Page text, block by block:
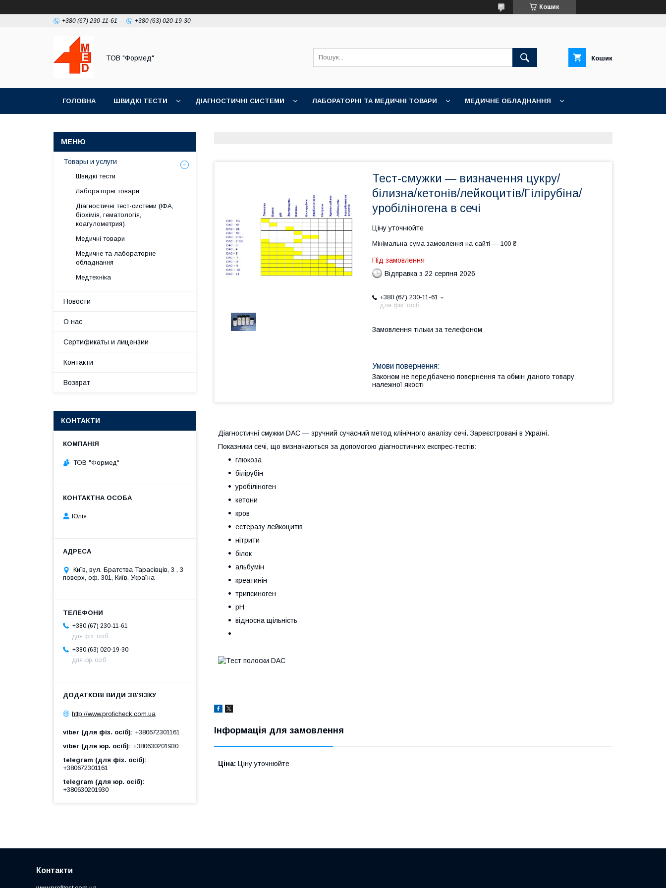
Кошик
+380 (67) 230-11-61 +380 (63) 020-19-30
ТОВ "Формед" Кошик
ГОЛОВНА ШВИДКІ ТЕСТИ ДІАГНОСТИЧНІ СИСТЕМИ ЛАБОРАТОРНІ ТА МЕДИЧНІ ТОВАРИ МЕДИЧНЕ ОБЛАДНАННЯ
Тест-смужки — визначення цукру/
білизна/кетонів/лейкоцитів/Гілірубіна/
уробіліногена в сечі
Ціну уточнюйте
Мінімальна сума замовлення на сайті — 100 ₴
Під замовлення
Відправка з 22 серпня 2026
+380 (67) 230-11-61
для фіз. осіб
Замовлення тільки за телефоном
Законом не передбачено повернення та обмін даного товару
належної якості
Діагностичні смужки DAC — зручний сучасний метод клінічного аналізу сечі. Зареєстровані в Україні.
Показники сечі, що визначаються за допомогою діагностичних експрес-тестів:
глюкоза
білірубін
уробіліноген
кетони
кров
естеразу лейкоцитів
нітрити
білок
альбумін
креатинін
трипсиноген
рН
відносна щільність
Інформація для замовлення
Ціна: Ціну уточнюйте
Товары и услуги
Швидкі тести
Лабораторні товари
Діагностичні тест-системи (ІФА,
біохімія, гематологія,
коагулометрия)
Медичні товари
Медичне та лабораторне
обладнання
Медтехніка
Новости
О нас
Сертификаты и лицензии
Контакти
Возврат
КОНТАКТИ
ТОВ "Формед"
Юлія
Київ, вул. Братства Тарасівців, 3 , 3
поверх, оф. 301, Київ, Україна
+380 (67) 230-11-61
для фіз. осіб
+380 (63) 020-19-30
для юр. осіб
http://www.proficheck.com.ua
viber (для фіз. осіб)
+380672301161
viber (для юр. осіб)
+380630201930
telegram (для фіз. осіб)
+380672301161
telegram (для юр. осіб)
+380630201930
Контакти